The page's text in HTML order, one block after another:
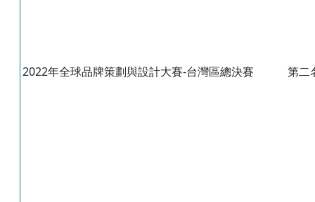
2022年全球品牌策劃與設計大賽-台灣區總決賽 第二